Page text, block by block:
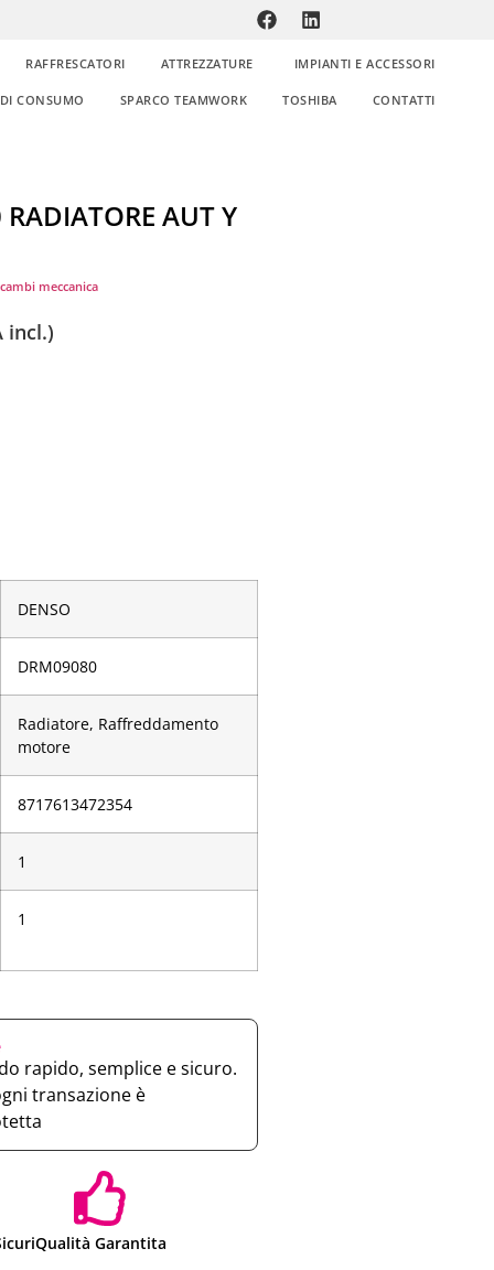
RAFFRESCATORI ATTREZZATURE IMPIANTI E ACCESSORI
CONSUMO SPARCO TEAMWORK TOSHIBA CONTATTI
AUT Y
meccanica
incl.)
DENSO
DRM09080
Radiatore, Raffreddamento
motore
­8717613472354
1
1
rapido, semplice e sicuro.
transazione è
Qualità Garantita